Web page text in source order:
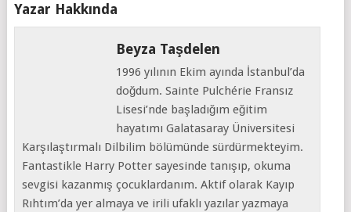
Yazar Hakkında
Beyza Taşdelen
1996 yılının Ekim ayında İstanbul’da
doğdum. Sainte Pulchérie Fransız
Lisesi’nde başladığım eğitim
hayatımı Galatasaray Üniversitesi
Karşılaştırmalı Dilbilim bölümünde sürdürmekteyim.
Fantastikle Harry Potter sayesinde tanışıp, okuma
sevgisi kazanmış çocuklardanım. Aktif olarak Kayıp
Rıhtım’da yer almaya ve irili ufaklı yazılar yazmaya